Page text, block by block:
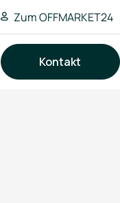
Zum OFFMARKET24
Kontakt